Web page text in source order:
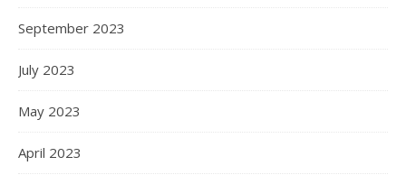
September 2023
July 2023
May 2023
April 2023